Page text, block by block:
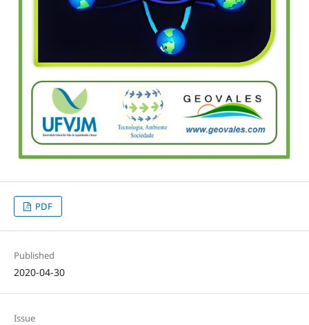
PDF
Published
2020-04-30
Issue